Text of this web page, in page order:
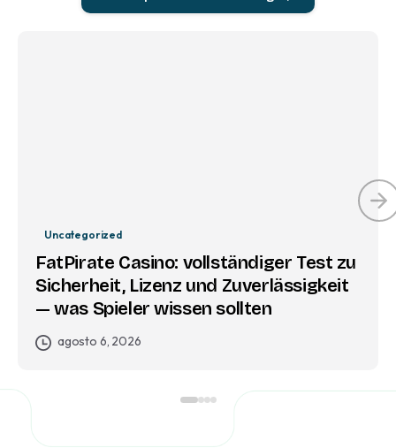
Uncategorized
FatPirate Casino: vollständiger Test zu
Sicherheit, Lizenz und Zuverlässigkeit
— was Spieler wissen sollten
agosto 6, 2026